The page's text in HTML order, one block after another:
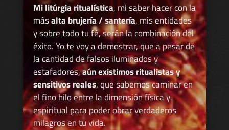
Mi litúrgia ritualística, mi saber hacer con la
másalta brujería / santería, mis entidades
y sobre todo tu fé, serán la combinación del
éxito. Yo te voy a demostrar, que a pesar de
la cantidad de falsos iluminados y
estafadores,aún existimos ritualistas y
sensitivos reales, que sabemos caminar en
el fino hilo entre la dimensión física y
espiritual para poder obrar verdaderos
milagros en tu vida.